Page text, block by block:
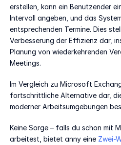
erstellen, kann ein Benutzender
Intervall angeben, und das
entsprechenden Termine. Dies
Verbesserung der Effizienz dar,
Planung von wiederkehrenden
Meetings.
Im Vergleich zu Microsoft
fortschrittliche Alternative dar,
moderner Arbeitsumgebungen
Keine Sorge – falls du schon mit
arbeitest, bietet anny eine Zwei-